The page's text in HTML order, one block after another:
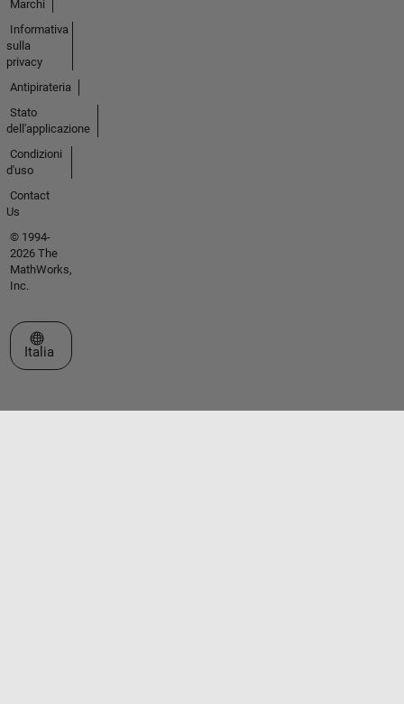
Marchi
Informativa
sulla
privacy
Antipirateria
Stato
dell'applicazione
Condizioni
d'uso
Contact
Us
© 1994-
2026 The
MathWorks,
Inc.
Seleziona un sito web
Italia